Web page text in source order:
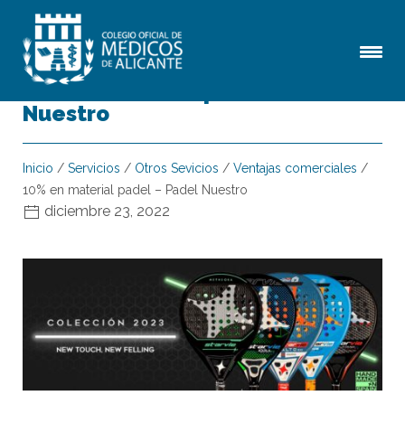
10% en material padel – Padel
Nuestro
Inicio / Servicios / Otros Sevicios / Ventajas comerciales /
10% en material padel – Padel Nuestro
diciembre 23, 2022